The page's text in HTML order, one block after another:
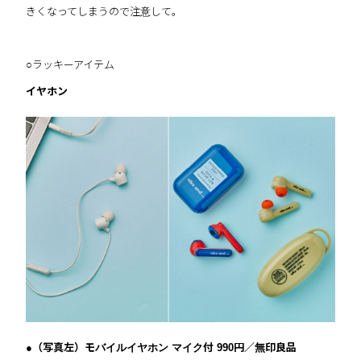
きくなってしまうので注意して。
○ラッキーアイテム
イヤホン
●（写真左）モバイルイヤホン マイク付 990円／無印良品